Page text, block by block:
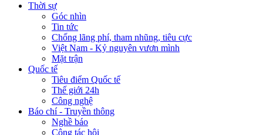
Thời sự
Góc nhìn
Tin tức
Chống lãng phí, tham nhũng, tiêu cực
Việt Nam - Kỷ nguyên vươn mình
Mặt trận
Quốc tế
Tiêu điểm Quốc tế
Thế giới 24h
Công nghệ
Báo chí - Truyền thông
Nghề báo
Công tác hội